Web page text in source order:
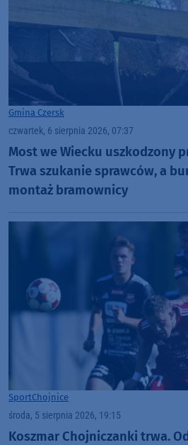
Gmina Czersk
czwartek, 6 sierpnia 2026, 07:37
Most we Wiecku uszkodzony
Trwa szukanie sprawców, a
montaż bramownicy
SportChojnice
środa, 5 sierpnia 2026, 19:15
Koszmar Chojniczanki trwa.